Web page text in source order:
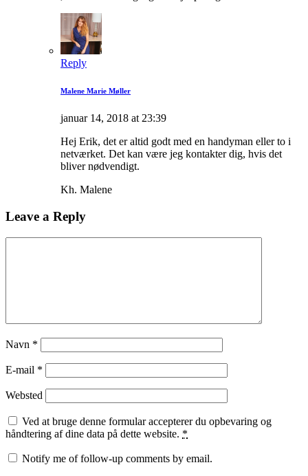
Reply
Malene Marie Møller
januar 14, 2018 at 23:39
Hej Erik, det er altid godt med en handyman eller to i
netværket. Det kan være jeg kontakter dig, hvis det
bliver nødvendigt.
Kh. Malene
Leave a Reply
Navn *
E-mail *
Websted
Ved at bruge denne formular accepterer du opbevaring og
håndtering af dine data på dette website. *
Notify me of follow-up comments by email.